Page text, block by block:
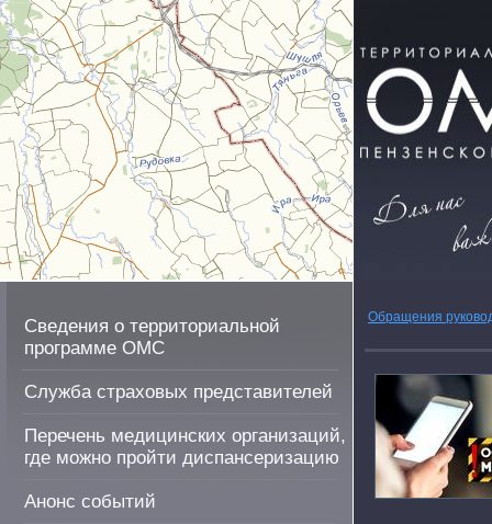
Сведения о территориальной
программе ОМС
Служба страховых представителей
Перечень медицинских организаций,
где можно пройти диспансеризацию
Анонс событий
Обращения